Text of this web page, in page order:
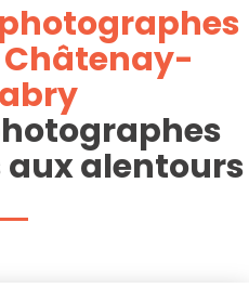
photographes
aux alentours